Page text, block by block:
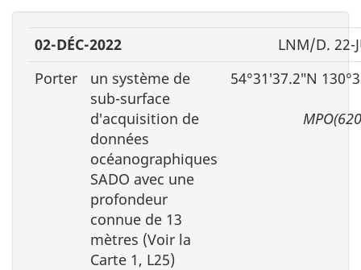
02-DÉC-2022
LNM/D. 22-
Porter
un système de
sub-surface
d′acquisition de
données
océanographiques
SADO avec une
profondeur
connue de 13
mètres (Voir la
Carte 1, L25)
54°31′37.2″N